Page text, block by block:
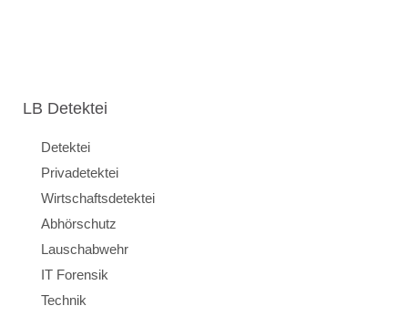
LB Detektei
Detektei
Privadetektei
Wirtschaftsdetektei
Abhörschutz
Lauschabwehr
IT Forensik
Technik